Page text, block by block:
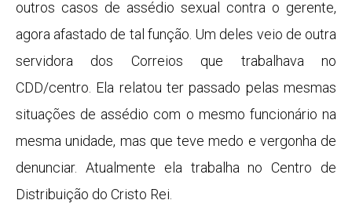
outros casos de assédio sexual contra o gerente,
agora afastado de tal função. Um deles veio de outra
servidora dos Correios que trabalhava no
CDD/centro. Ela relatou ter passado pelas mesmas
situações de assédio com o mesmo funcionário na
mesma unidade, mas que teve medo e vergonha de
denunciar. Atualmente ela trabalha no Centro de
Distribuição do Cristo Rei.